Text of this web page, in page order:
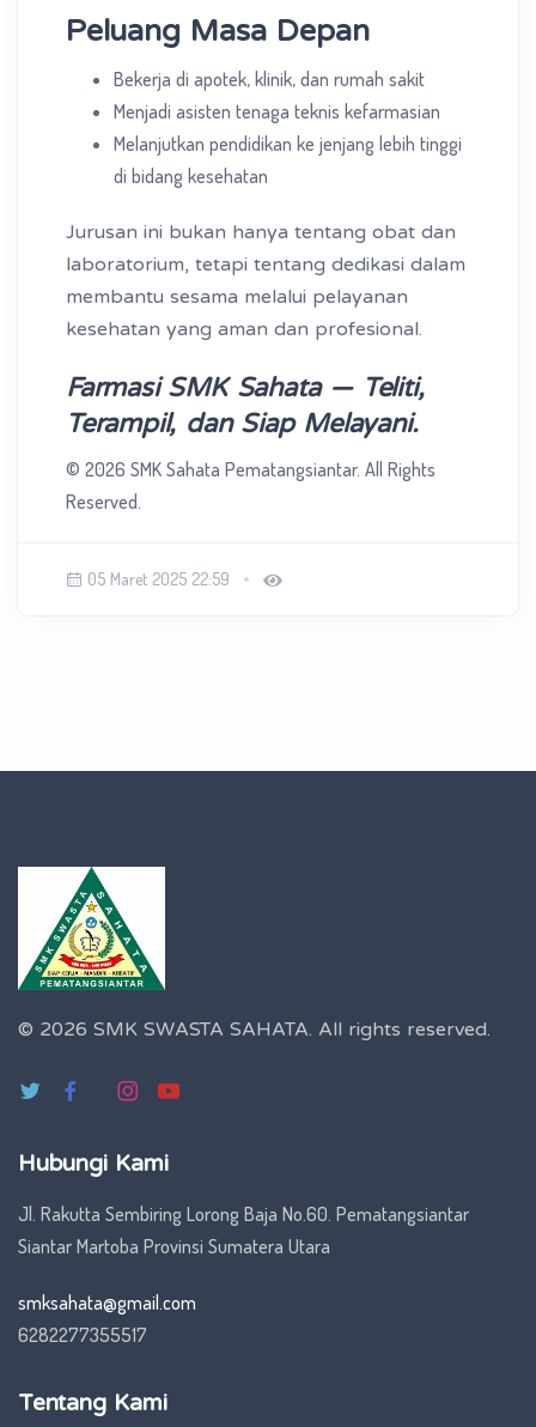
Peluang Masa Depan
Bekerja di apotek, klinik, dan rumah sakit
Menjadi asisten tenaga teknis kefarmasian
Melanjutkan pendidikan ke jenjang lebih tinggi
di bidang kesehatan
Jurusan ini bukan hanya tentang obat dan
laboratorium, tetapi tentang dedikasi dalam
membantu sesama melalui pelayanan
kesehatan yang aman dan profesional.
Farmasi SMK Sahata — Teliti,
Terampil, dan Siap Melayani.
© 2026 SMK Sahata Pematangsiantar. All Rights
Reserved.
05 Maret 2025 22:59
© 2026 SMK SWASTA SAHATA. All rights reserved.
Hubungi Kami
Jl. Rakutta Sembiring Lorong Baja No.60. Pematangsiantar
Siantar Martoba Provinsi Sumatera Utara
smksahata@gmail.com
6282277355517
Tentang Kami